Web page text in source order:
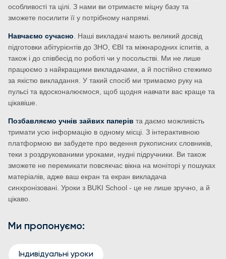
особливості та цілі. З нами ви отримаєте міцну базу та
зможете посилити її у потрібному напрямі.
Навчаємо сучасно . Наші викладачі мають великий досвід
підготовки абітурієнтів до ЗНО, ЄВІ та міжнародних іспитів, а
також і до співбесід по роботі чи у посольстві. Ми не лише
працюємо з найкращими викладачами, а й постійно стежимо
за якістю викладання. У такий спосіб ми тримаємо руку на
пульсі та вдосконалюємося, щоб щодня навчати вас краще та
цікавіше.
Позбавляємо учнів зайвих паперів та даємо можливість
тримати усю інформацію в одному місці. З інтерактивною
платформою ви забудете про ведення рукописних словників,
теки з роздрукованими уроками, нудні підручники. Ви також
зможете не перемикати повсякчас вікна на моніторі у пошуках
матеріалів, адже ваш екран та екран викладача
синхронізовані. Уроки з BUKI School - це не лише зручно, а й
цікаво.
Ми пропонуємо:
Індивідуальні уроки